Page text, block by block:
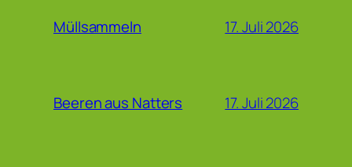
Müllsammeln 17. Juli 2026
Beeren aus Natters 17. Juli 2026